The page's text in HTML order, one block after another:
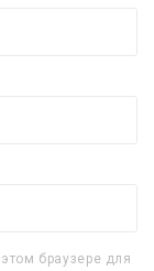
браузере для